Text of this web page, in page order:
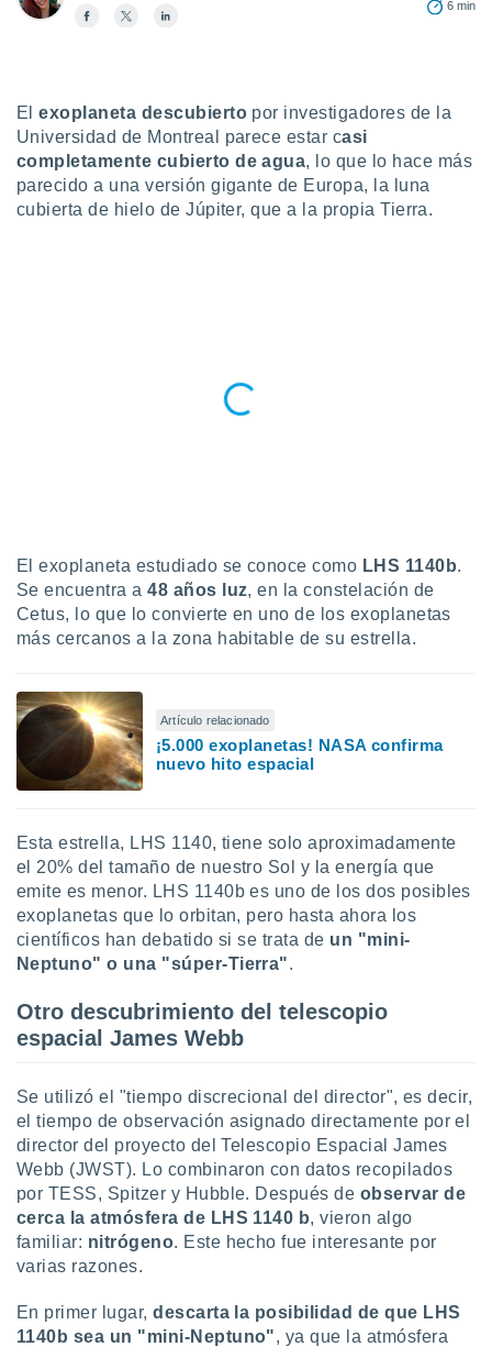
y
de
de que
sean
se
para
ni para
o
aunque
no
Puedes
acceder a
web a
únicos
similares
como
este sitio
de
posible
6 min
Elexoplaneta descubierto por investigadores de la
Universidad de Montreal parece estar casi
completamente cubierto de agua, lo que lo hace más
parecido a una versión gigante de Europa, la luna
cubierta de hielo de Júpiter, que a la propia Tierra.
El exoplaneta estudiado se conoce como LHS 1140b.
Se encuentra a48 años luz, en la constelación de
Cetus, lo que lo convierte en uno de los exoplanetas
más cercanos a la zona habitable de su estrella.
Artículo relacionado
¡5.000 exoplanetas! NASA confirma
nuevo hito espacial
Esta estrella, LHS 1140, tiene solo aproximadamente
el 20% del tamaño de nuestro Sol y la energía que
emite es menor. LHS 1140b es uno de los dos posibles
exoplanetas que lo orbitan, pero hasta ahora los
científicos han debatido si se trata de un "mini-
Neptuno" o una "súper-Tierra".
Otro descubrimiento del telescopio
espacial James Webb
Se utilizó el "tiempo discrecional del director", es decir,
el tiempo de observación asignado directamente por el
director del proyecto del Telescopio Espacial James
Webb (JWST). Lo combinaron con datos recopilados
por TESS, Spitzer y Hubble. Después de observar de
cerca la atmósfera de LHS 1140 b, vieron algo
familiar: nitrógeno. Este hecho fue interesante por
varias razones.
En primer lugar,descarta la posibilidad de que LHS
1140b sea un "mini-Neptuno", ya que la atmósfera